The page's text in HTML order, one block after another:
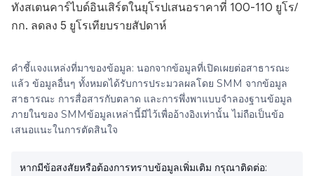
ทังสเตนคาร์ไบด์อินเสิร์ตในยุโรปเสนอราคาที่ 100-110 ยูโร/
กก. ลดลง 5 ยูโรเทียบรายสัปดาห์
คำชี้แจงแหล่งที่มาของข้อมูล: นอกจากข้อมูลที่เปิดเผยต่อสาธารณะ
แล้ว ข้อมูลอื่นๆ ทั้งหมดได้รับการประมวลผลโดย SMM จากข้อมูล
สาธารณะ การสื่อสารกับตลาด และการพึ่งพาแบบจำลองฐานข้อมูล
ภายในของ SMMข้อมูลเหล่านี้มีไว้เพื่ออ้างอิงเท่านั้น ไม่ถือเป็นข้อ
เสนอแนะในการตัดสินใจ
หากมีข้อสงสัยหรือต้องการทราบข้อมูลเพิ่มเติม กรุณาติดต่อ: